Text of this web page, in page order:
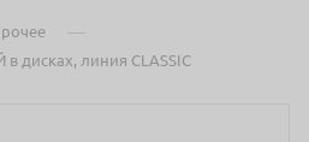
—
дисках, линия CLASSIC